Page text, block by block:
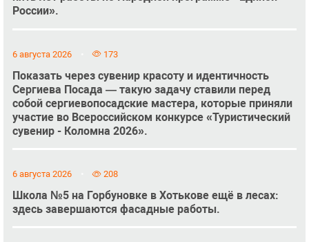
России».
6 августа 2026 173
Показать через сувенир красоту и идентичность
Сергиева Посада — такую задачу ставили перед
собой сергиевопосадские мастера, которые приняли
участие во Всероссийском конкурсе «Туристический
сувенир - Коломна 2026».
6 августа 2026 208
Школа №5 на Горбуновке в Хотькове ещё в лесах:
здесь завершаются фасадные работы.